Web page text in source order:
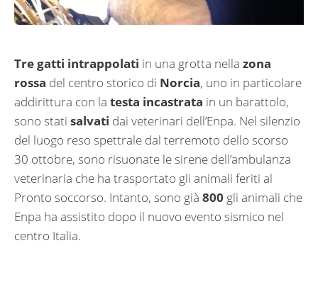
Tre gatti intrappolati in una grotta nella zona
rossa del centro storico di Norcia, uno in particolare
addirittura con la testa incastrata in un barattolo,
sono stati salvati dai veterinari dell’Enpa. Nel silenzio
del luogo reso spettrale dal terremoto dello scorso
30 ottobre, sono risuonate le sirene dell’ambulanza
veterinaria che ha trasportato gli animali feriti al
Pronto soccorso. Intanto, sono già 800 gli animali che
Enpa ha assistito dopo il nuovo evento sismico nel
centro Italia.